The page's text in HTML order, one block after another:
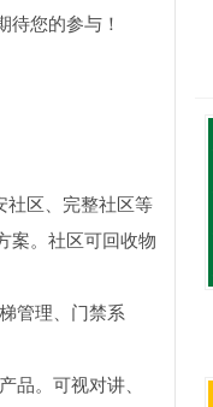
待您的参与！
社区、完整社区等
案。社区可回收物
管理、门禁系
品。可视对讲、